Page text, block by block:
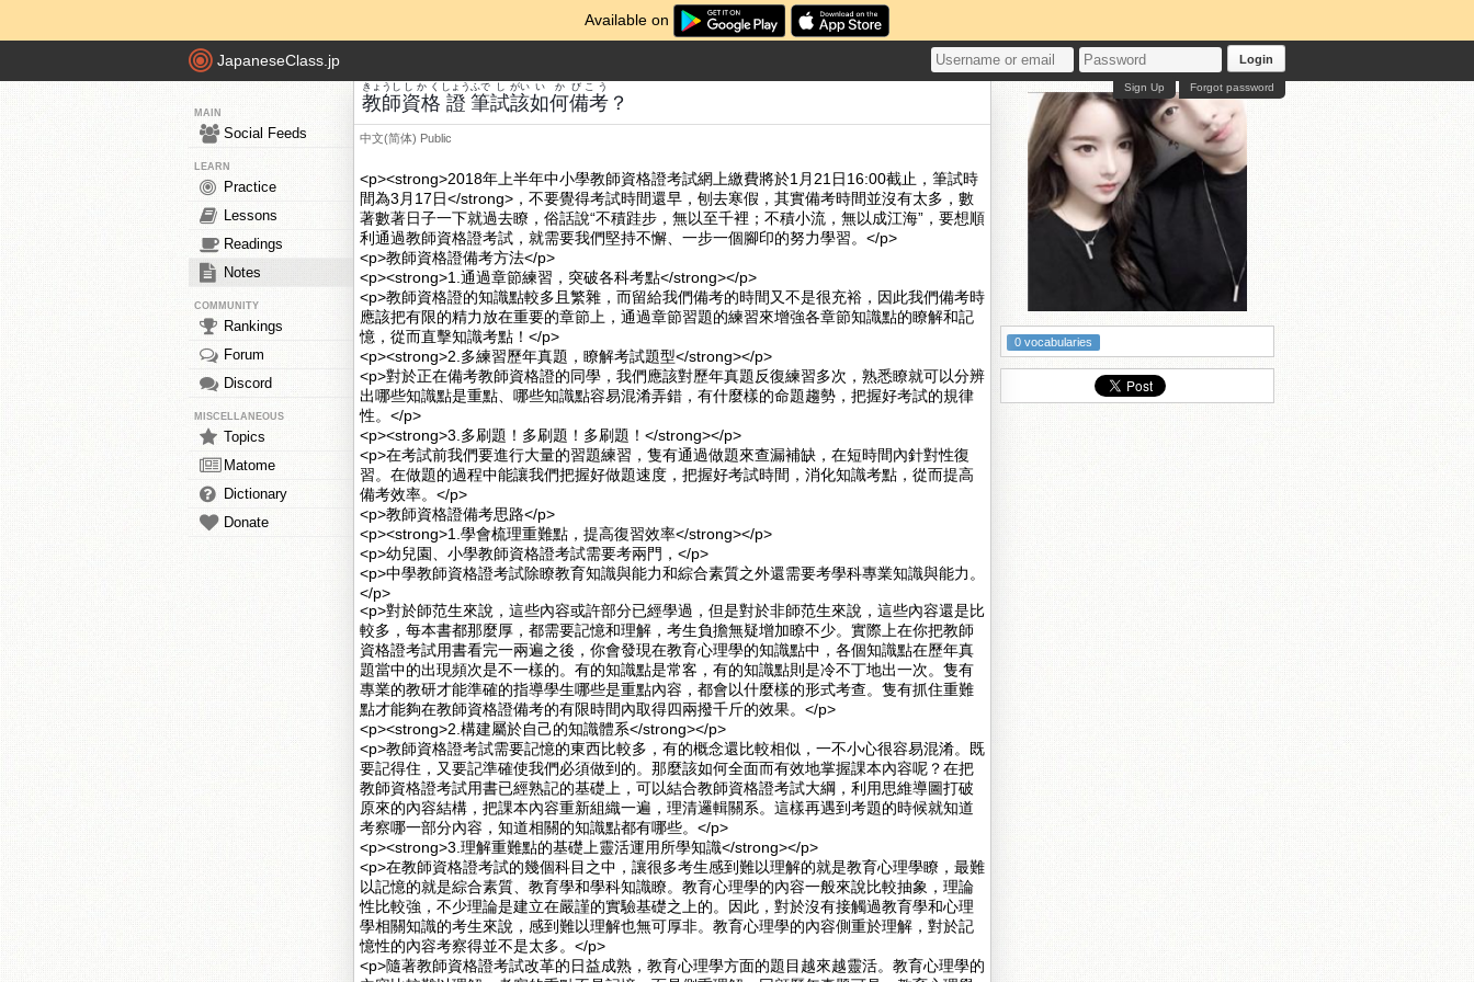
Available on
JapaneseClass.jp Login
Forgot password
Sign Up
MAIN
Social Feeds
LEARN
Practice
Lessons
Readings
Notes
COMMUNITY
Rankings
Forum
Discord
MISCELLANEOUS
Topics
Matome
Dictionary
Donate
教師
きょうし
資格
しかく
證
しょう
筆
ふで
試
し
該
がい
如何
いか
備考
びこう
？
中文(简体) Public
<p><strong>2018年上半年中小學教師資格證考試網上繳費將於1月21日16:00截止，筆試時
間為3月17日</strong>，不要覺得考試時間還早，刨去寒假，其實備考時間並沒有太多，數
著數著日子一下就過去瞭，俗話說“不積跬步，無以至千裡；不積小流，無以成江海”，要想順
利通過教師資格證考試，就需要我們堅持不懈、一步一個腳印的努力學習。</p>
<p>教師資格證備考方法</p>
<p><strong>1.通過章節練習，突破各科考點</strong></p>
<p>教師資格證的知識點較多且繁雜，而留給我們備考的時間又不是很充裕，因此我們備考時
應該把有限的精力放在重要的章節上，通過章節習題的練習來增強各章節知識點的瞭解和記
憶，從而直擊知識考點！</p>
<p><strong>2.多練習歷年真題，瞭解考試題型</strong></p>
<p>對於正在備考教師資格證的同學，我們應該對歷年真題反復練習多次，熟悉瞭就可以分辨
出哪些知識點是重點、哪些知識點容易混淆弄錯，有什麼樣的命題趨勢，把握好考試的規律
性。</p>
<p><strong>3.多刷題！多刷題！多刷題！</strong></p>
<p>在考試前我們要進行大量的習題練習，隻有通過做題來查漏補缺，在短時間內針對性復
習。在做題的過程中能讓我們把握好做題速度，把握好考試時間，消化知識考點，從而提高
備考效率。</p>
<p>教師資格證備考思路</p>
<p><strong>1.學會梳理重難點，提高復習效率</strong></p>
<p>幼兒園、小學教師資格證考試需要考兩門，</p>
<p>中學教師資格證考試除瞭教育知識與能力和綜合素質之外還需要考學科專業知識與能力。
</p>
<p>對於師范生來說，這些內容或許部分已經學過，但是對於非師范生來說，這些內容還是比
較多，每本書都那麼厚，都需要記憶和理解，考生負擔無疑增加瞭不少。實際上在你把教師
資格證考試用書看完一兩遍之後，你會發現在教育心理學的知識點中，各個知識點在歷年真
題當中的出現頻次是不一樣的。有的知識點是常客，有的知識點則是冷不丁地出一次。隻有
專業的教研才能準確的指導學生哪些是重點內容，都會以什麼樣的形式考查。隻有抓住重難
點才能夠在教師資格證備考的有限時間內取得四兩撥千斤的效果。</p>
<p><strong>2.構建屬於自己的知識體系</strong></p>
<p>教師資格證考試需要記憶的東西比較多，有的概念還比較相似，一不小心很容易混淆。既
要記得住，又要記準確使我們必須做到的。那麼該如何全面而有效地掌握課本內容呢？在把
教師資格證考試用書已經熟記的基礎上，可以結合教師資格證考試大綱，利用思維導圖打破
原來的內容結構，把課本內容重新組織一遍，理清邏輯關系。這樣再遇到考題的時候就知道
考察哪一部分內容，知道相關的知識點都有哪些。</p>
<p><strong>3.理解重難點的基礎上靈活運用所學知識</strong></p>
<p>在教師資格證考試的幾個科目之中，讓很多考生感到難以理解的就是教育心理學瞭，最難
以記憶的就是綜合素質、教育學和學科知識瞭。教育心理學的內容一般來說比較抽象，理論
性比較強，不少理論是建立在嚴謹的實驗基礎之上的。因此，對於沒有接觸過教育學和心理
學相關知識的考生來說，感到難以理解也無可厚非。教育心理學的內容側重於理解，對於記
憶性的內容考察得並不是太多。</p>
<p>隨著教師資格證考試改革的日益成熟，教育心理學方面的題目越來越靈活。教育心理學的
0 vocabularies